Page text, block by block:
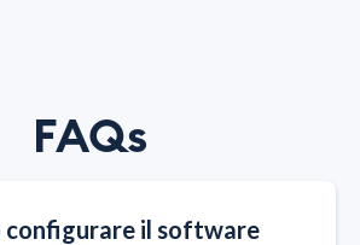
FAQs
configurare il software